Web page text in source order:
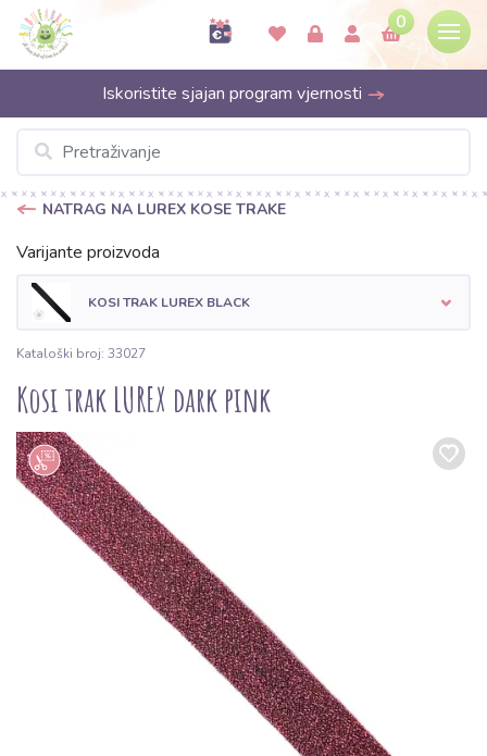
0
Iskoristite sjajan program vjernosti
NATRAG NA LUREX KOSE TRAKE
Varijante proizvoda
KOSI TRAK LUREX BLACK
Kataloški broj: 33027
Kosi trak LUREX dark pink